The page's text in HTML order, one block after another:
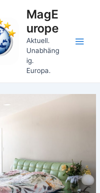
MagE
urope
Aktuell.
Unabhäng
ig.
Europa.